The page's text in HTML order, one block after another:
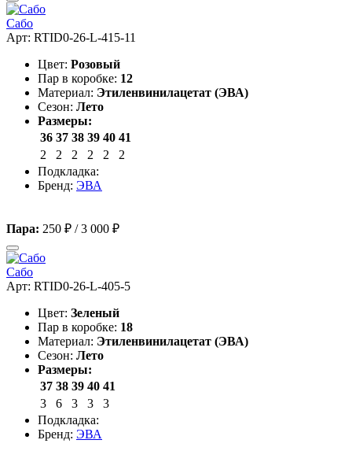
Сабо
Арт: RTID0-26-L-415-11
Цвет: Розовый
Пар в коробке: 12
Материал: Этиленвинилацетат (ЭВА)
Сезон: Лето
Размеры:
36 37 38 39 40 41
2
2 2 2 2
2
Подкладка:
Бренд: ЭВА
Пара: 250 ₽ /3 000 ₽
Сабо
Арт: RTID0-26-L-405-5
Цвет: Зеленый
Пар в коробке: 18
Материал: Этиленвинилацетат (ЭВА)
Сезон: Лето
Размеры:
37 38 39 40 41
3
6 3 3
3
Подкладка:
Бренд: ЭВА